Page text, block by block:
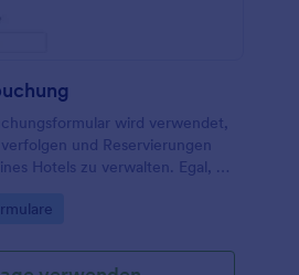
wird verwendet,
und Reservierungen
Hotels zu verwalten. Egal, ob
optimieren Sie Ihren
- Sie können sie in